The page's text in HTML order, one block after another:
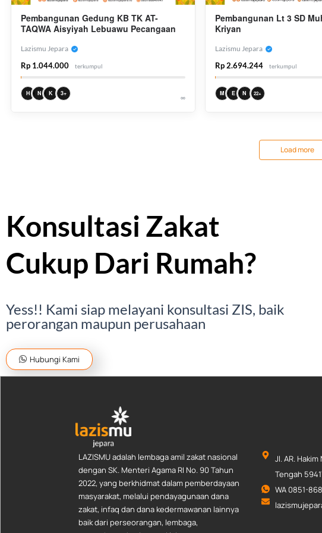
Pembangunan Gedung KB TK AT-
TAQWA Aisyiyah Lebuawu Pecangaan
Lazismu Jepara
Rp 1.044.000 terkumpul
H N K 3+ ∞
Pembangunan Lt 3 SD
Kriyan
Lazismu Jepara
Rp 2.694.244 terkumpul
M E N 22+
Load more
Konsultasi Zakat
Cukup Dari Rumah?
Yess!! Kami siap melayani konsultasi ZIS, baik
perorangan maupun perusahaan
Hubungi Kami
LAZISMU adalah lembaga amil zakat nasional
dengan SK. Menteri Agama RI No. 90 Tahun
2022, yang berkhidmat dalam pemberdayaan
masyarakat, melalui pendayagunaan dana
zakat, infaq dan dana kedermawanan lainnya
baik dari perseorangan, lembaga,
Jl. AR.
Tengah
WA 0851-